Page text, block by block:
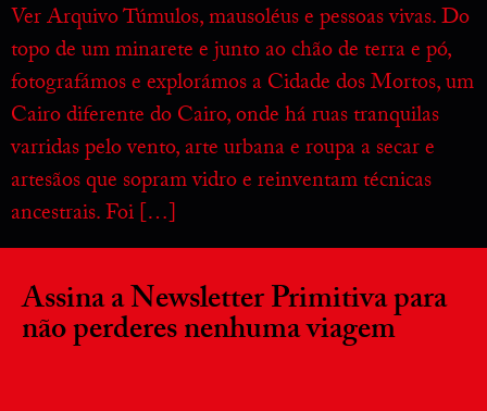
Ver Arquivo Túmulos, mausoléus e pessoas vivas. Do
topo de um minarete e junto ao chão de terra e pó,
fotografámos e explorámos a Cidade dos Mortos, um
Cairo diferente do Cairo, onde há ruas tranquilas
varridas pelo vento, arte urbana e roupa a secar e
artesãos que sopram vidro e reinventam técnicas
ancestrais. Foi […]
Assina a Newsletter Primitiva para
não perderes nenhuma viagem